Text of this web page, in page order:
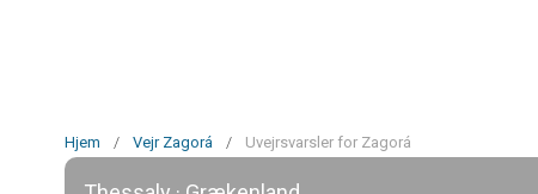
Hjem / Vejr Zagorá / Uvejrsvarsler for Zagorá